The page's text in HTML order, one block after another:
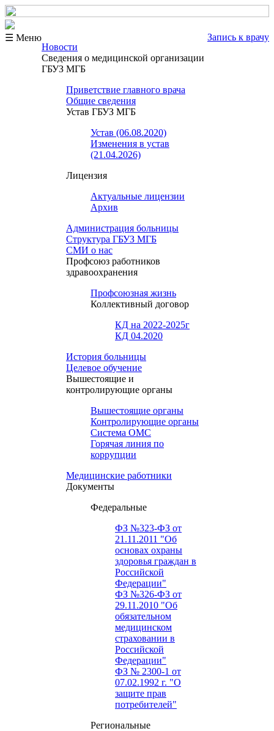
☰ Меню
Запись к врачу
Новости
Сведения о медицинской организации
ГБУЗ МГБ
Приветствие главного врача
Общие сведения
Устав ГБУЗ МГБ
Устав (06.08.2020)
Изменения в устав
(21.04.2026)
Лицензия
Актуальные лицензии
Архив
Администрация больницы
Структура ГБУЗ МГБ
СМИ о нас
Профсоюз работников
здравоохранения
Профсоюзная жизнь
Коллективный договор
КД на 2022-2025г
КД 04.2020
История больницы
Целевое обучение
Вышестоящие и
контролирующие органы
Вышестоящие органы
Контролирующие органы
Система ОМС
Горячая линия по
коррупции
Медицинские работники
Документы
Федеральные
ФЗ №323-ФЗ от
21.11.2011 "Об
основах охраны
здоровья граждан в
Российской
Федерации"
ФЗ №326-ФЗ от
29.11.2010 "Об
обязательном
медицинском
страховании в
Российской
Федерации"
ФЗ № 2300-1 от
07.02.1992 г. "О
защите прав
потребителей"
Региональные